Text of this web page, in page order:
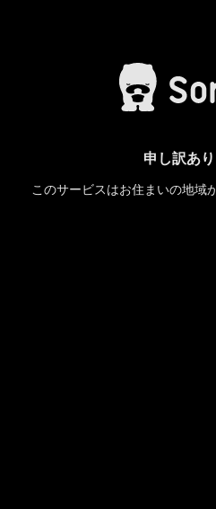
申し訳あ
このサービスはお住まいの地域